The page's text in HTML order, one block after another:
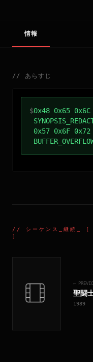
情報
// あらすじ
$0x48 0x65
0x57 0x6F
// シーケンス_継続
_ [
]
←
聖闘
1989